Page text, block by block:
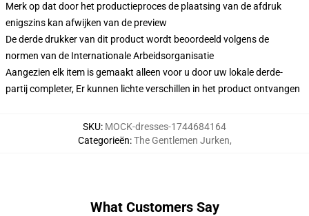
Merk op dat door het productieproces de plaatsing van de afdruk
enigszins kan afwijken van de preview
De derde drukker van dit product wordt beoordeeld volgens de
normen van de Internationale Arbeidsorganisatie
Aangezien elk item is gemaakt alleen voor u door uw lokale derde-
partij completer, Er kunnen lichte verschillen in het product ontvangen
SKU: MOCK-dresses-1744684164
Categorieën:The Gentlemen Jurken,
What Customers Say